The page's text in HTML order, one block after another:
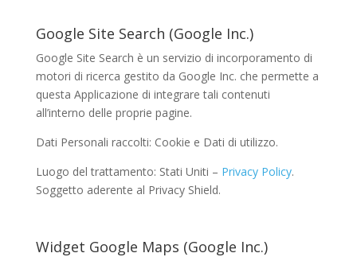
Google Site Search (Google Inc.)
Google Site Search è un servizio di incorporamento di
motori di ricerca gestito da Google Inc. che permette a
questa Applicazione di integrare tali contenuti
all’interno delle proprie pagine.
Dati Personali raccolti: Cookie e Dati di utilizzo.
Luogo del trattamento: Stati Uniti – Privacy Policy.
Soggetto aderente al Privacy Shield.
Widget Google Maps (Google Inc.)